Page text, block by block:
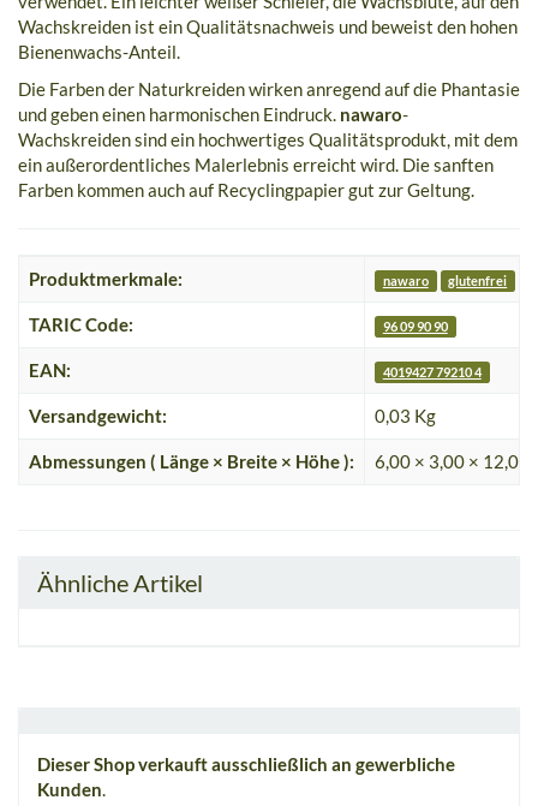
Wachskreiden ist ein Qualitätsnachweis und beweist den hohen
Bienenwachs-Anteil.
Die Farben der Naturkreiden wirken anregend auf die Phantasie
und geben einen harmonischen Eindruck. nawaro-
Wachskreiden sind ein hochwertiges Qualitätsprodukt, mit dem
ein außerordentliches Malerlebnis erreicht wird. Die sanften
Farben kommen auch auf Recyclingpapier gut zur Geltung.
Produktmerkmale: nawaro glutenfrei
TARIC Code: 96 09 90 90
EAN: 4019427 79210 4
Versandgewicht: 0,03 Kg
Abmessungen ( Länge × Breite × Höhe ): 6,00 × 3,00 × 12,00
Ähnliche Artikel
Dieser Shop verkauft ausschließlich an gewerbliche
Kunden.